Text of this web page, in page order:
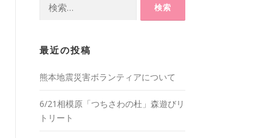
最近の投稿
熊本地震災害ボランティアについて
6/21相模原「つちさわの杜」森遊びリ
トリート